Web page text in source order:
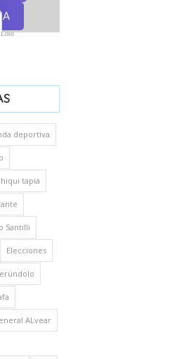
Loto
deportiva
tapia
Santilli
Elecciones
ALvear